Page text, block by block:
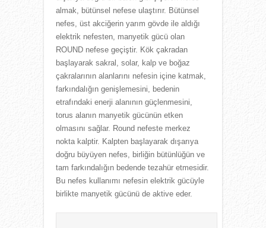
almak, bütünsel nefese ulaştırır. Bütünsel
nefes, üst akciğerin yarım gövde ile aldığı
elektrik nefesten, manyetik gücü olan
ROUND nefese geçiştir. Kök çakradan
başlayarak sakral, solar, kalp ve boğaz
çakralarının alanlarını nefesin içine katmak,
farkındalığın genişlemesini, bedenin
etrafındaki enerji alanının güçlenmesini,
torus alanın manyetik gücünün etken
olmasını sağlar. Round nefeste merkez
nokta kalptir. Kalpten başlayarak dışarıya
doğru büyüyen nefes, birliğin bütünlüğün ve
tam farkındalığın bedende tezahür etmesidir.
Bu nefes kullanımı nefesin elektrik gücüyle
birlikte manyetik gücünü de aktive eder.